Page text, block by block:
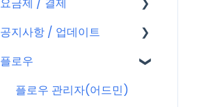
플로우 계정
요금제
결제
결제 관련 자주 묻는 질문
공지사항 / 업데이트
공지사항
특별 프로모션
플로우
플로우 관리자(어드민)